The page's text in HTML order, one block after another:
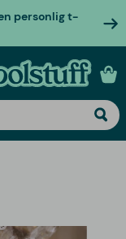
personlig t-
gaver